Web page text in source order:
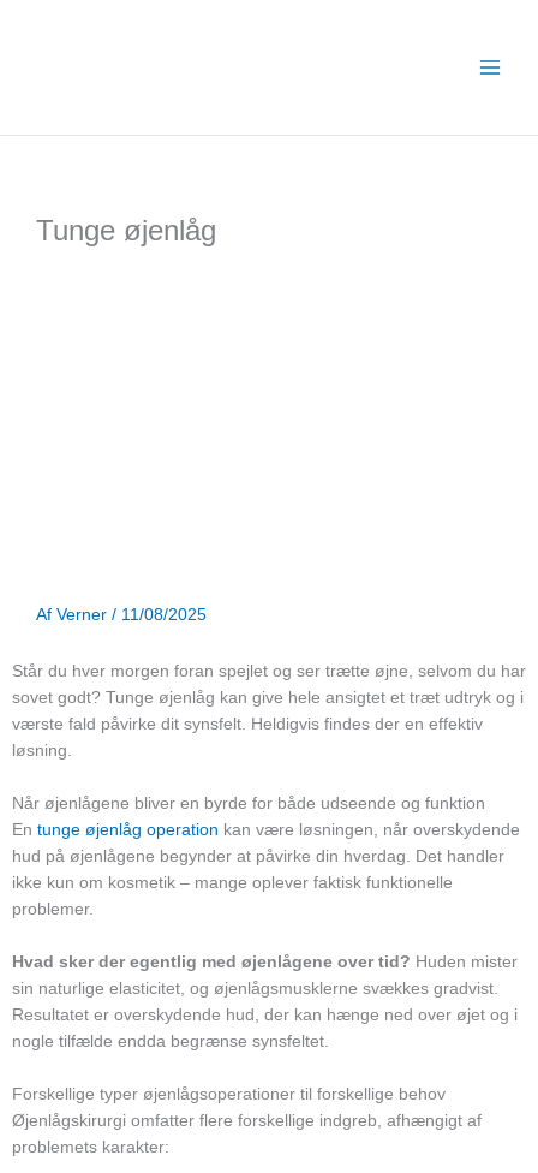
Tunge øjenlåg
Af Verner / 11/08/2025
Står du hver morgen foran spejlet og ser trætte øjne, selvom du har
sovet godt? Tunge øjenlåg kan give hele ansigtet et træt udtryk og i
værste fald påvirke dit synsfelt. Heldigvis findes der en effektiv
løsning.
Når øjenlågene bliver en byrde for både udseende og funktion
En tunge øjenlåg operation kan være løsningen, når overskydende
hud på øjenlågene begynder at påvirke din hverdag. Det handler
ikke kun om kosmetik – mange oplever faktisk funktionelle
problemer.
Hvad sker der egentlig med øjenlågene over tid? Huden mister
sin naturlige elasticitet, og øjenlågsmusklerne svækkes gradvist.
Resultatet er overskydende hud, der kan hænge ned over øjet og i
nogle tilfælde endda begrænse synsfeltet.
Forskellige typer øjenlågsoperationer til forskellige behov
Øjenlågskirurgi omfatter flere forskellige indgreb, afhængigt af
problemets karakter: